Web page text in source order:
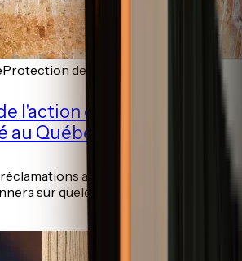
Protection des consommateurs
l'action collective sur le
au Québec
a commencé le 1er juin
sur quelque...